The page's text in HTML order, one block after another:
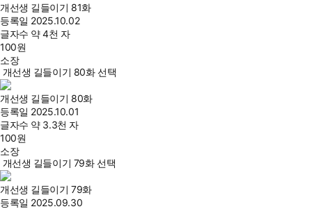
개선생 길들이기 81화
등록일 2025.10.02
글자수 약 4천 자
100원
소장
개선생 길들이기 80화 선택
개선생 길들이기 80화
등록일 2025.10.01
글자수 약 3.3천 자
100원
소장
개선생 길들이기 79화 선택
개선생 길들이기 79화
등록일 2025.09.30